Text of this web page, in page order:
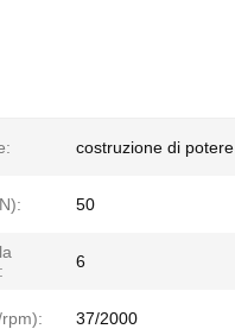
costruzione di potere
50
6
37/2000